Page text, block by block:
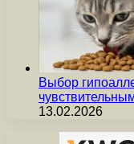
Выбор
13.02.2026